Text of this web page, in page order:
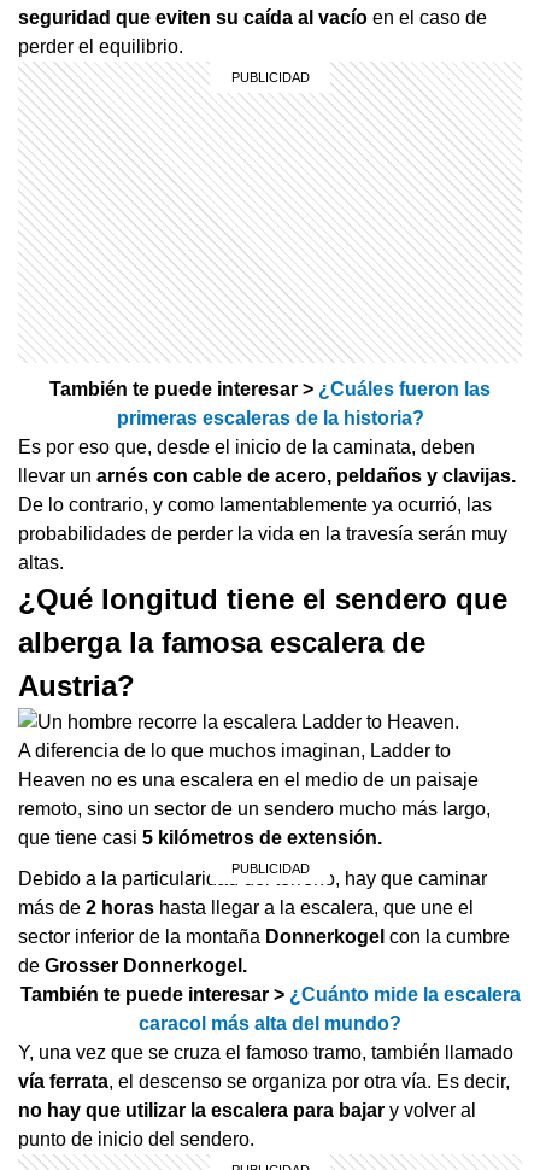
seguridad que eviten su caída al vacío en el caso de
perder el equilibrio.
También te puede interesar > ¿Cuáles fueron las
primeras escaleras de la historia?
Es por eso que, desde el inicio de la caminata, deben
llevar un arnés con cable de acero, peldaños y clavijas.
De lo contrario, y como lamentablemente ya ocurrió, las
probabilidades de perder la vida en la travesía serán muy
altas.
¿Qué longitud tiene el sendero que
alberga la famosa escalera de
Austria?
A diferencia de lo que muchos imaginan, Ladder to
Heaven no es una escalera en el medio de un paisaje
remoto, sino un sector de un sendero mucho más largo,
que tiene casi 5 kilómetros de extensión.
Debido a la particularidad del terreno, hay que caminar
más de 2 horas hasta llegar a la escalera, que une el
sector inferior de la montaña Donnerkogel con la cumbre
de Grosser Donnerkogel.
También te puede interesar > ¿Cuánto mide la escalera
caracol más alta del mundo?
Y, una vez que se cruza el famoso tramo, también llamado
vía ferrata, el descenso se organiza por otra vía. Es decir,
no hay que utilizar la escalera para bajar y volver al
punto de inicio del sendero.